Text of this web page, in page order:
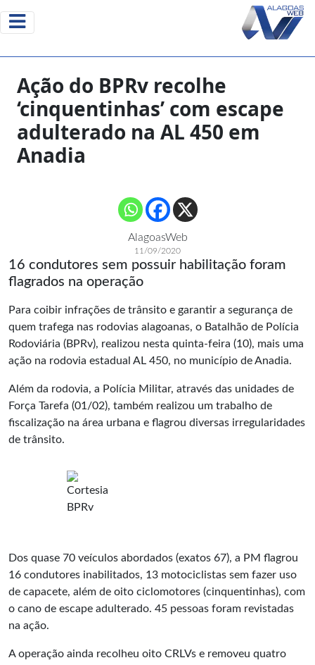
Ação do BPRv recolhe
‘cinquentinhas’ com escape
adulterado na AL 450 em
Anadia
AlagoasWeb
11/09/2020
16 condutores sem possuir habilitação foram
flagrados na operação
Para coibir infrações de trânsito e garantir a segurança de
quem trafega nas rodovias alagoanas, o Batalhão de Polícia
Rodoviária (BPRv), realizou nesta quinta-feira (10), mais uma
ação na rodovia estadual AL 450, no município de Anadia.
Além da rodovia, a Polícia Militar, através das unidades de
Força Tarefa (01/02), também realizou um trabalho de
fiscalização na área urbana e flagrou diversas irregularidades
de trânsito.
Dos quase 70 veículos abordados (exatos 67), a PM flagrou
16 condutores inabilitados, 13 motociclistas sem fazer uso
de capacete, além de oito ciclomotores (cinquentinhas), com
o cano de escape adulterado. 45 pessoas foram revistadas
na ação.
A operação ainda recolheu oito CRLVs e removeu quatro